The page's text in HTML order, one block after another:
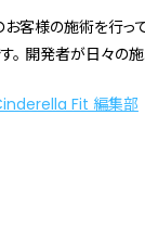
客様の施術を行っ
術
のが「LaeD+まつ毛
成分も豊富に配合し
した。
Fit 編集部